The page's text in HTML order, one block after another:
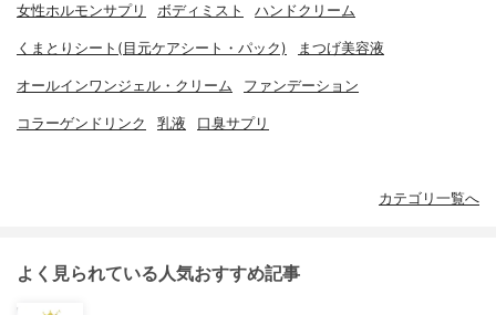
女性ホルモンサプリ ボディミスト ハンドクリーム
くまとりシート(目元ケアシート・パック) まつげ美容液
オールインワンジェル・クリーム ファンデーション
コラーゲンドリンク 乳液 口臭サプリ
カテゴリ一覧へ
よく見られている人気おすすめ記事